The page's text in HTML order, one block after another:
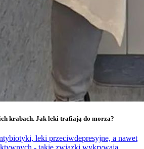
krabach. Jak leki trafiają do morza?
leki przeciwdepresyjne, a nawet